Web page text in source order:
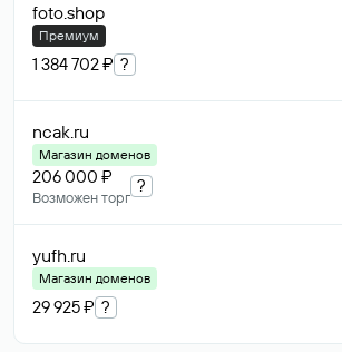
foto.shop
Премиум
1 384 702 ₽ ?
ncak.ru
Магазин доменов
206 000 ₽
Возможен торг
?
yufh.ru
Магазин доменов
29 925 ₽ ?